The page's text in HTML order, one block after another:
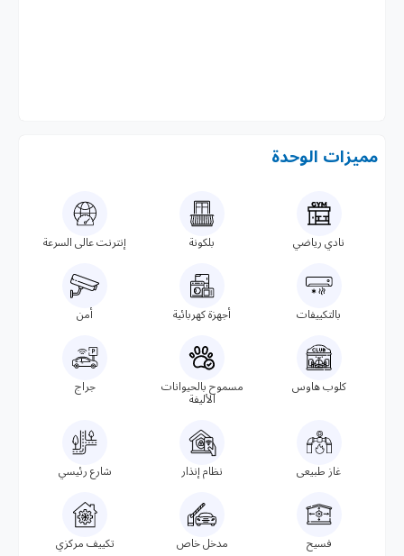
مميزات الوحدة
نادي رياضي بلكونة إنترنت عالى السرعة
بالتكييفات أجهزة كهربائية أمن
كلوب هاوس
مسموح بالحيوانات
الأليفة
جراج
غاز طبيعى نظام إنذار شارع رئيسي
فسيح مدخل خاص تكييف مركزي